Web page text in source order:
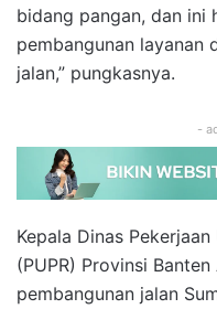
bidang pangan, dan ini
pembangunan
jalan,” pungkasnya.
-
Kepala Dinas
(PUPR) Provinsi
pembangunan jalan